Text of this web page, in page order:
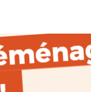
particularité, le costume